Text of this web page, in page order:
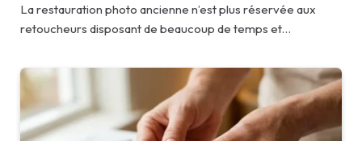
La restauration photo ancienne n’est plus réservée aux
retoucheurs disposant de beaucoup de temps et…